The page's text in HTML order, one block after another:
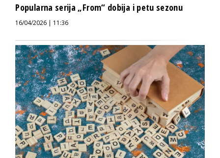
Popularna serija „From“ dobija i petu sezonu
16/04/2026 | 11:36